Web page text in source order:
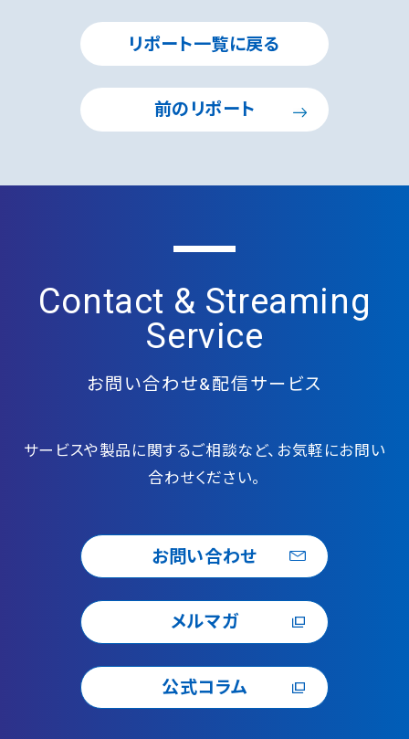
リポート一覧に戻る
前のリポート
Contact & Streaming
Service
お問い合わせ&配信サービス
サービスや製品に関するご相談など、お気軽にお問い
合わせください。
お問い合わせ
メルマガ
公式コラム